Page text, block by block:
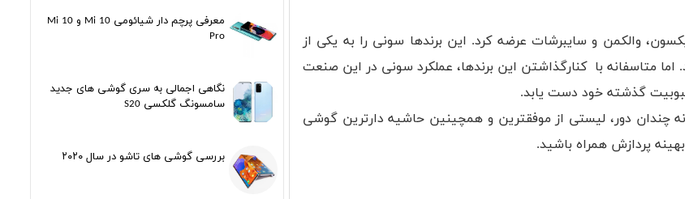
والکمن و سایبرشات عرضه کرد. این برندها سونی را به یکی از
اما متاسفانه با کنارگذاشتن این برندها، عملکرد سونی در این صنعت
گذشته خود دست یابد.
چندان دور، لیستی از موفقترین و همچینین حاشیه دارترین گوشی
پردازش همراه باشید.
معرفی پرچم دار شیائومی Mi 10 و Mi 10
Pro
نگاهی اجمالی به سری گوشی های جدید
سامسونگ گلکسی S20
بررسی گوشی های تاشو در سال ۲۰۲۰